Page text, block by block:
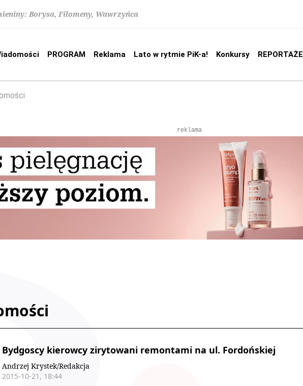
Borysa, Filomeny, Wawrzyńca
PROGRAM Reklama Lato w rytmie PiK-a! Konkursy REPORTAŻE
reklama
Bydgoscy kierowcy zirytowani remontami na ul. Fordońskiej
Andrzej Krystek/Redakcja
2015-10-21, 18:44